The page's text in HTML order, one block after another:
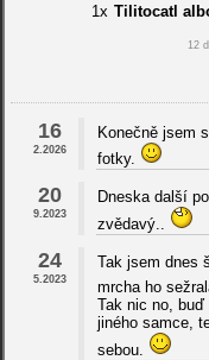
1x Tilitocatl
12
16
2.2026
Konečně jsem
fotky.
20
9.2023
Dneska další
zvědavý..
24
5.2023
Tak jsem dnes
mrcha ho
Tak nic no, buď
jiného samce,
sebou.